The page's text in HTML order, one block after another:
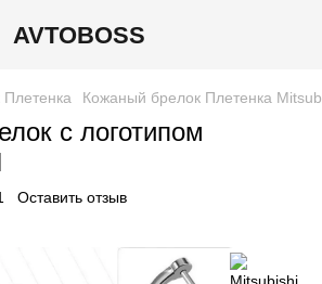
AVTOBOSS
Кожаный брелок Плетенка
с логотипом
Оставить отзыв